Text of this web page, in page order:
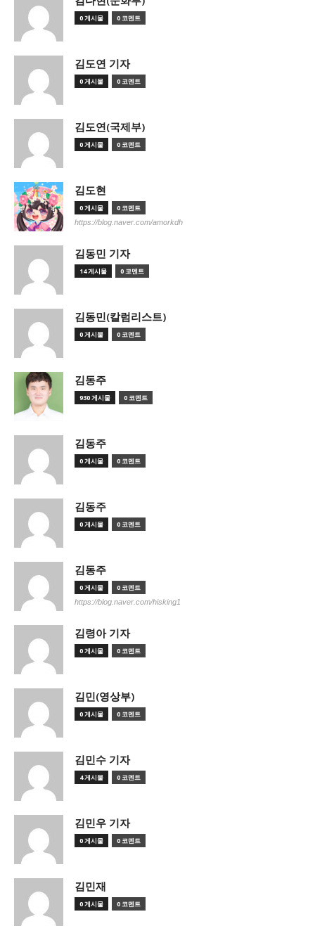
0 게시물 0 코멘트
김도연 기자
0 게시물 0 코멘트
김도연(국제부)
0 게시물 0 코멘트
김도현
0 게시물 0 코멘트
https://blog.naver.com/amorkdh
김동민 기자
14 게시물 0 코멘트
김동민(칼럼리스트)
0 게시물 0 코멘트
김동주
930 게시물 0 코멘트
김동주
0 게시물 0 코멘트
김동주
0 게시물 0 코멘트
김동주
0 게시물 0 코멘트
https://blog.naver.com/hisking1
김령아 기자
0 게시물 0 코멘트
김민(영상부)
0 게시물 0 코멘트
김민수 기자
4 게시물 0 코멘트
김민우 기자
0 게시물 0 코멘트
김민재
0 게시물 0 코멘트